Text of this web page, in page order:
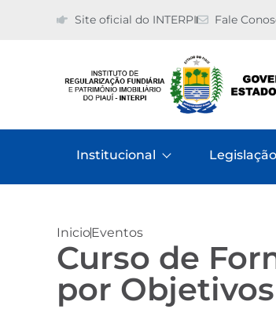
Site oficial do INTERPI Fale
Institucional Legislação
InicioEventos
Curso de
por